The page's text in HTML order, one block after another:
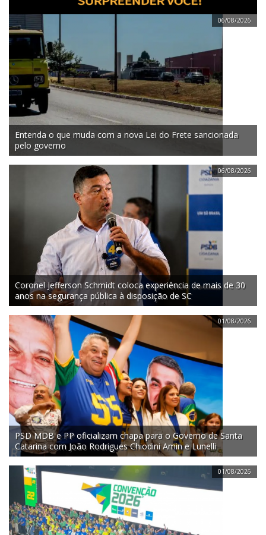
06/08/2026
Entenda o que muda com a nova Lei do Frete sancionada
pelo governo
06/08/2026
Coronel Jefferson Schmidt coloca experiência de mais de 30
anos na segurança pública à disposição de SC
01/08/2026
PSD MDB e PP oficializam chapa para o Governo de Santa
Catarina com João Rodrigues Chiodini Amin e Lunelli
01/08/2026